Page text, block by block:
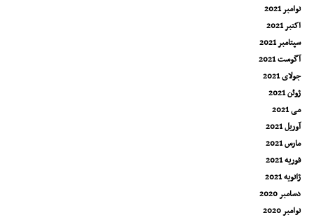
نوامبر 2021
اکتبر 2021
سپتامبر 2021
آگوست 2021
جولای 2021
ژوئن 2021
می 2021
آوریل 2021
مارس 2021
فوریه 2021
ژانویه 2021
دسامبر 2020
نوامبر 2020